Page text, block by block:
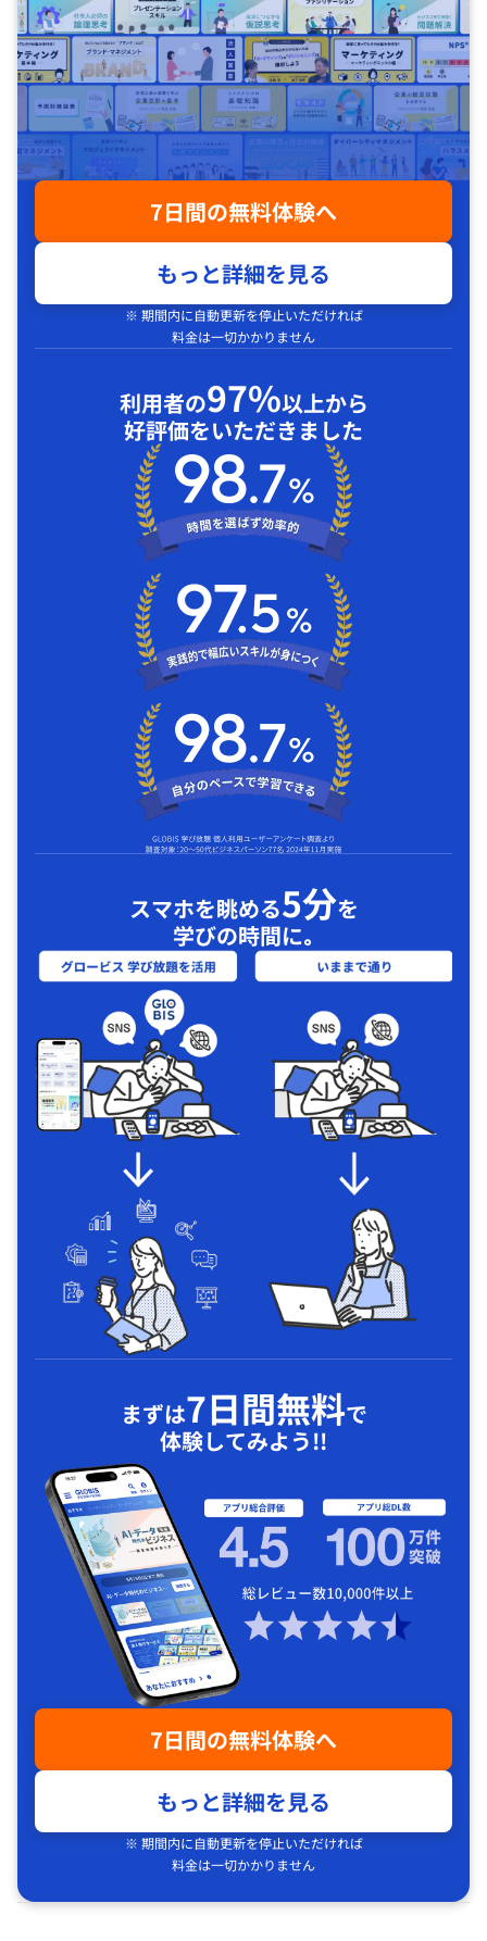
7日間の無料体験へ
もっと詳細を見る
※ 期間内に自動更新を停止いただければ
料金は一切かかりません
利用者の97%以上から
好評価をいただきました
スマホを眺める5分を
学びの時間に｡
まずは7日間無料で
体験してみよう!!
7日間の無料体験へ
もっと詳細を見る
※ 期間内に自動更新を停止いただければ
料金は一切かかりません